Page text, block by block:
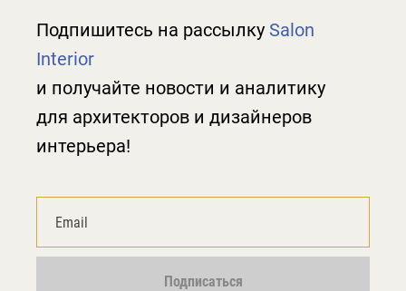
Подпишитесь на рассылку Salon
Interior
и получайте новости и аналитику
для архитекторов и дизайнеров
интерьера!
Подписаться